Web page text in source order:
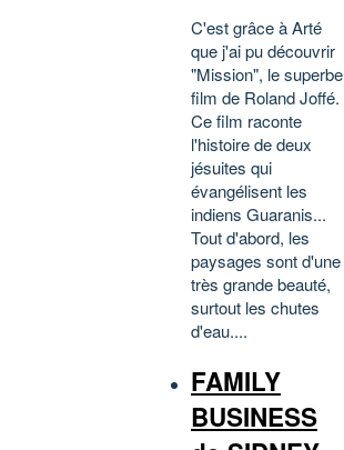
C'est grâce à Arté
que j'ai pu découvrir
"Mission", le superbe
film de Roland Joffé.
Ce film raconte
l'histoire de deux
jésuites qui
évangélisent les
indiens Guaranis...
Tout d'abord, les
paysages sont d'une
très grande beauté,
surtout les chutes
d'eau....
FAMILY
BUSINESS